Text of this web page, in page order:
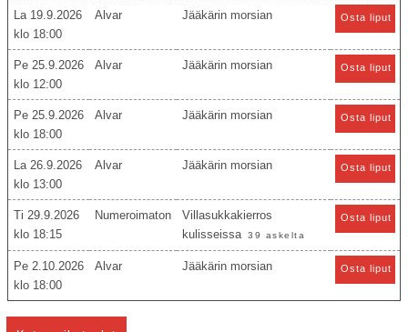
La 19.9.2026
18:00
Alvar Jääkärin morsian Osta liput
Pe 25.9.2026
12:00
Alvar Jääkärin morsian Osta liput
Pe 25.9.2026
18:00
Alvar Jääkärin morsian Osta liput
La 26.9.2026
13:00
Alvar Jääkärin morsian Osta liput
Ti 29.9.2026
18:15
Numeroimaton
Villasukkakierros
kulisseissa
39 askelta
Osta liput
Pe 2.10.2026
18:00
Alvar Jääkärin morsian Osta liput